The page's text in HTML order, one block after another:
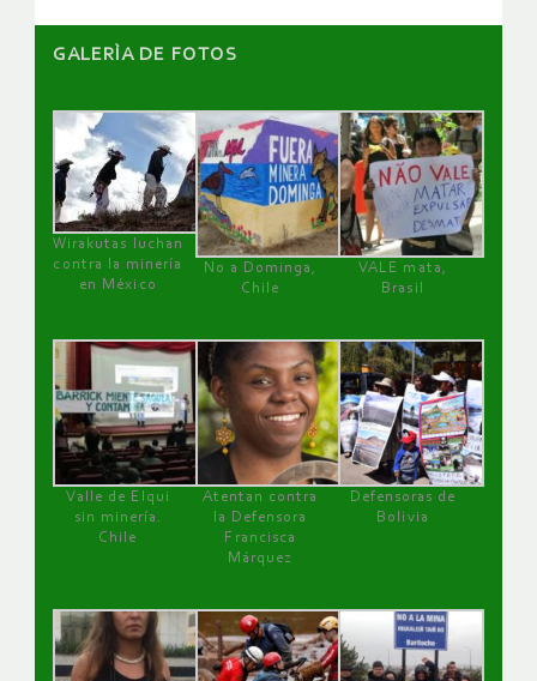
GALERÌA DE FOTOS
Wirakutas luchan
contra la minería
en México
No a Dominga,
Chile
VALE mata,
Brasil
Valle de Elqui
sin minería.
Chile
Atentan contra
la Defensora
Francisca
Márquez
Defensoras de
Bolivia